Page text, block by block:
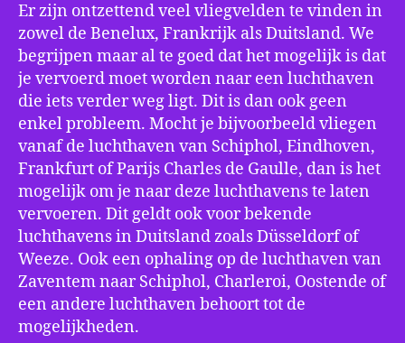
Er zijn ontzettend veel vliegvelden te vinden in
zowel de Benelux, Frankrijk als Duitsland. We
begrijpen maar al te goed dat het mogelijk is dat
je vervoerd moet worden naar een luchthaven
die iets verder weg ligt. Dit is dan ook geen
enkel probleem. Mocht je bijvoorbeeld vliegen
vanaf de luchthaven van Schiphol, Eindhoven,
Frankfurt of Parijs Charles de Gaulle, dan is het
mogelijk om je naar deze luchthavens te laten
vervoeren. Dit geldt ook voor bekende
luchthavens in Duitsland zoals Düsseldorf of
Weeze. Ook een ophaling op de luchthaven van
Zaventem naar Schiphol, Charleroi, Oostende of
een andere luchthaven behoort tot de
mogelijkheden.